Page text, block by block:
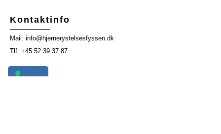
Kontaktinfo
Mail: info@hjernerystelsesfyssen.dk
Tlf: +45 52 39 37 87
Telefontider